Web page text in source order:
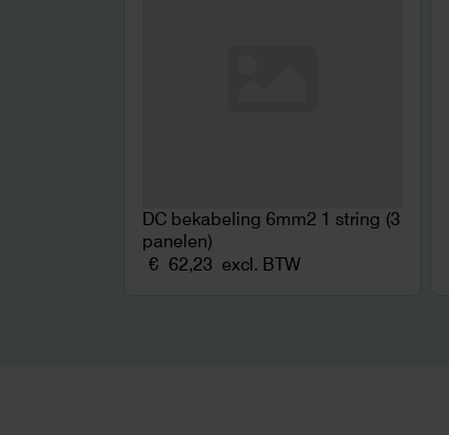
DC bekabeling 6mm2 1 string (3
panelen)
€ 62,23 excl. BTW